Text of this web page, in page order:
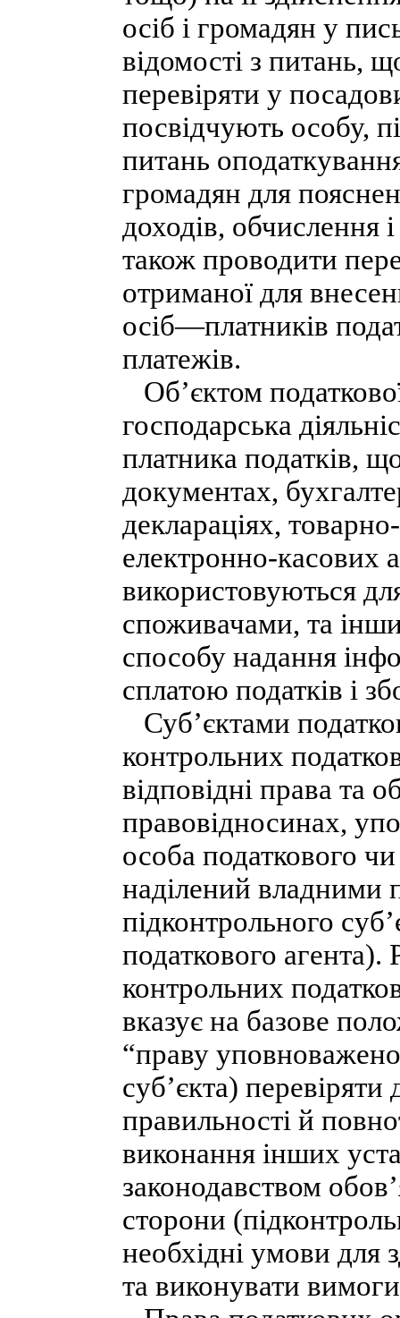
осіб і громадян у
відомості з питань,
перевіряти у
посвідчують особу,
питань
громадян для
доходів, обчислення
також проводити
отриманої для
осіб—платників
платежів.
Об’єктом
господарська
платника податків,
документах,
деклараціях,
електронно-касових
використовуються
споживачами, та
способу надання
сплатою податків і
Суб’єктами
контрольних
відповідні права та
правовідносинах,
особа податкового
наділений владними
підконтрольного
податкового агента).
контрольних
вказує на базове
“праву
суб’єкта)
правильності й
виконання інших
законодавством
сторони
необхідні умови для
та виконувати